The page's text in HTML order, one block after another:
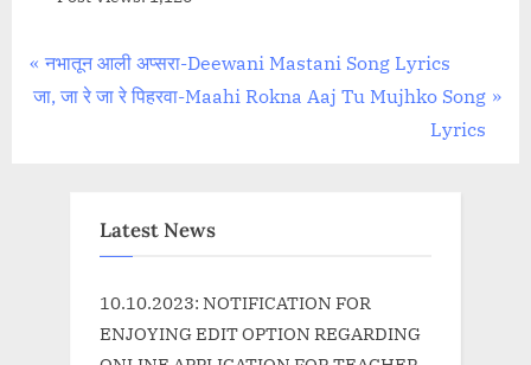
Post
navigation
P
r
नभातून आली अप्सरा-Deewani Mastani Song Lyrics
N
जा, जा रे जा रे पिहरवा-Maahi Rokna Aaj Tu Mujhko Song
Lyrics
Latest News
10.10.2023: NOTIFICATION FOR
ENJOYING EDIT OPTION REGARDING